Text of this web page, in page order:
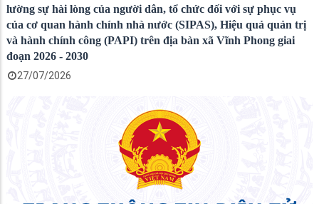
lường sự hài lòng của người dân, tổ chức đối với sự phục vụ
của cơ quan hành chính nhà nước (SIPAS), Hiệu quả quản trị
và hành chính công (PAPI) trên địa bàn xã Vĩnh Phong giai
đoạn 2026 - 2030
27/07/2026